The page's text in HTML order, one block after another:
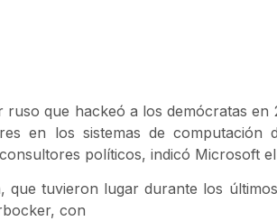
ruso que hackeó a los demócratas en
en los sistemas de computación
políticos, indicó Microsoft
que tuvieron lugar durante los
con